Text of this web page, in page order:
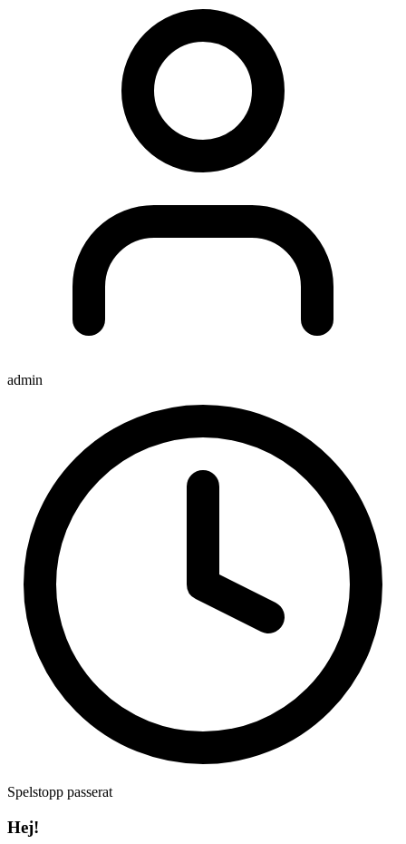
admin
Spelstopp passerat
Hej!